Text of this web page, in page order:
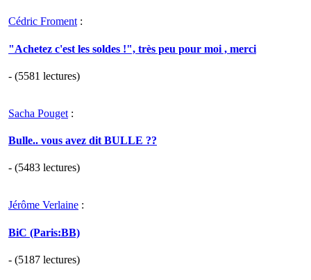
Cédric Froment :
"Achetez c'est les soldes !", très peu pour moi , merci
- (5581 lectures)
Sacha Pouget :
Bulle.. vous avez dit BULLE ??
- (5483 lectures)
Jérôme Verlaine :
BiC (Paris:BB)
- (5187 lectures)